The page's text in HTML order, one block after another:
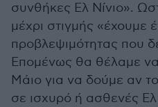
συνθήκες Ελ Νίνιο».
μέχρι στιγμής «έχουμε
προβλεψιμότητας που
Επομένως θα θέλαμε
Μάιο για να δούμε αν
σε ισχυρό ή ασθενές Ελ